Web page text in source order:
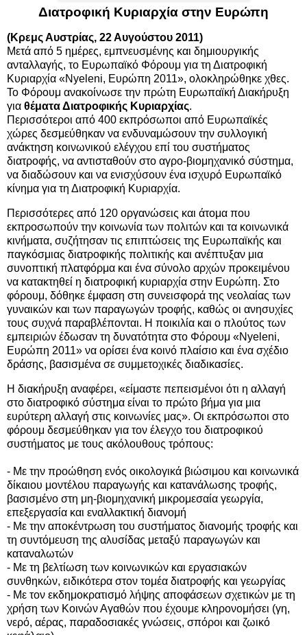
Διατροφική Κυριαρχία στην Ευρώπη
(Κρεμς Αυστρίας, 22 Αυγούστου 2011)
Μετά από 5 ημέρες, εμπνευσμένης και δημιουργικής
ανταλλαγής, το Ευρωπαϊκό Φόρουμ για τη Διατροφική
Κυριαρχία «Νyeleni, Ευρώπη 2011», ολοκληρώθηκε χθες.
Το Φόρουμ ανακοίνωσε την πρώτη Ευρωπαϊκή Διακήρυξη
για θέματα Διατροφικής Κυριαρχίας.
Περισσότεροι από 400 εκπρόσωποι από Ευρωπαϊκές
χώρες δεσμεύθηκαν να ενδυναμώσουν την συλλογική
ανάκτηση κοινωνικού ελέγχου επί του συστήματος
διατροφής, να αντισταθούν στο αγρο-βιομηχανικό σύστημα,
να διαδώσουν και να ενισχύσουν ένα ισχυρό Ευρωπαϊκό
κίνημα για τη Διατροφική Κυριαρχία.
Περισσότερες από 120 οργανώσεις και άτομα που
εκπροσωπούν την κοινωνία των πολιτών και τα κοινωνικά
κινήματα, συζήτησαν τις επιπτώσεις της Ευρωπαϊκής και
παγκόσμιας διατροφικής πολιτικής και ανέπτυξαν μια
συνοπτική πλατφόρμα και ένα σύνολο αρχών προκειμένου
να κατακτηθεί η διατροφική κυριαρχία στην Ευρώπη. Στο
φόρουμ, δόθηκε έμφαση στη συνεισφορά της νεολαίας των
γυναικών και των παραγωγών τροφής, καθώς οι ανησυχίες
τους συχνά παραβλέπονται. Η ποικιλία και ο πλούτος των
εμπειριών έδωσαν τη δυνατότητα στο Φόρουμ «Nyeleni,
Ευρώπη 2011» να ορίσει ένα κοινό πλαίσιο και ένα σχέδιο
δράσης, βασισμένα σε συμμετοχικές διαδικασίες.
Η διακήρυξη αναφέρει, «είμαστε πεπεισμένοι ότι η αλλαγή
στο διατροφικό σύστημα είναι το πρώτο βήμα για μια
ευρύτερη αλλαγή στις κοινωνίες μας». Οι εκπρόσωποι στο
φόρουμ δεσμεύθηκαν για τον έλεγχο του διατροφικού
συστήματος με τους ακόλουθους τρόπους:
- Με την προώθηση ενός οικολογικά βιώσιμου και κοινωνικά
δίκαιου μοντέλου παραγωγής και κατανάλωσης τροφής,
βασισμένο στη μη-βιομηχανική μικρομεσαία γεωργία,
επεξεργασία και εναλλακτική διανομή
- Με την αποκέντρωση του συστήματος διανομής τροφής και
τη συντόμευση της αλυσίδας μεταξύ παραγωγών και
καταναλωτών
- Με τη βελτίωση των κοινωνικών και εργασιακών
συνθηκών, ειδικότερα στον τομέα διατροφής και γεωργίας
- Με τον εκδημοκρατισμό λήψης αποφάσεων σχετικών με τη
χρήση των Κοινών Αγαθών που έχουμε κληρονομήσει (γη,
νερό, αέρας, παραδοσιακές γνώσεις, σπόροι και ζωικό